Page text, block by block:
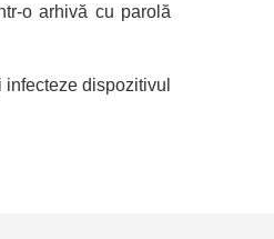
o arhivă cu parolă
dispozitivul